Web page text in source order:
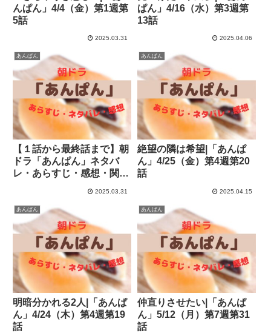
んぱん」4/4（金）第1週第
5話
2025.03.31
ぱん」4/16（水）第3週第
13話
2025.04.06
あんぱん
【１話から最終話まで】朝
ドラ「あんぱん」ネタバ
レ・あらすじ・感想・関連
2025.03.31
あんぱん
絶望の隣は希望|「あんぱ
ん」4/25（金）第4週第20
話
2025.04.15
あんぱん
明暗分かれる2人|「あんぱ
ん」4/24（木）第4週第19
話
あんぱん
仲直りさせたい|「あんぱ
ん」5/12（月）第7週第31
話